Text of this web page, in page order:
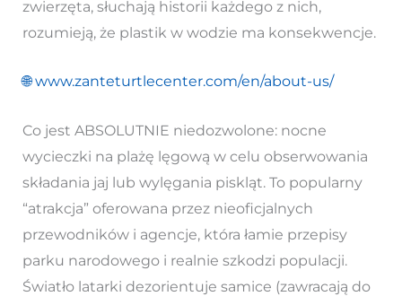
zwierzęta, słuchają historii każdego z nich,
rozumieją, że plastik w wodzie ma konsekwencje.
🌐 www.zanteturtlecenter.com/en/about-us/
Co jest ABSOLUTNIE niedozwolone: nocne
wycieczki na plażę lęgową w celu obserwowania
składania jaj lub wylęgania piskląt. To popularny
“atrakcja” oferowana przez nieoficjalnych
przewodników i agencje, która łamie przepisy
parku narodowego i realnie szkodzi populacji.
Światło latarki dezorientuje samice (zawracają do